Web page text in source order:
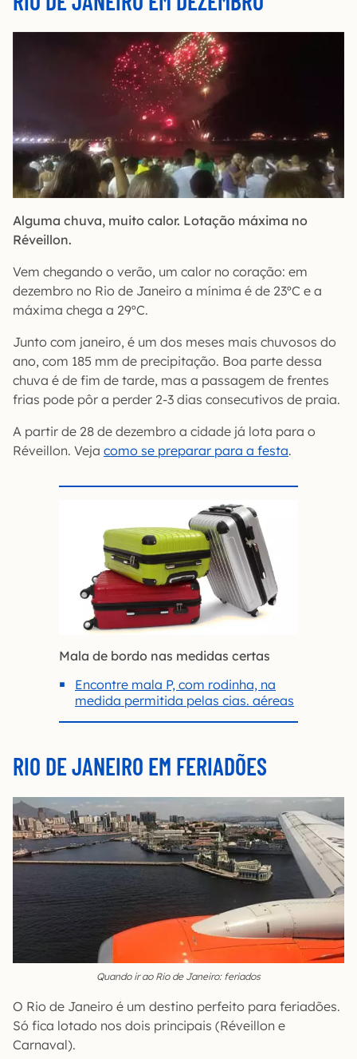
Alguma chuva, muito calor. Lotação máxima no
Réveillon.
Vem chegando o verão, um calor no coração: em
dezembro no Rio de Janeiro a mínima é de 23ºC e a
máxima chega a 29ºC.
Junto com janeiro, é um dos meses mais chuvosos do
ano, com 185 mm de precipitação. Boa parte dessa
chuva é de fim de tarde, mas a passagem de frentes
frias pode pôr a perder 2-3 dias consecutivos de praia.
A partir de 28 de dezembro a cidade já lota para o
Réveillon. Veja como se preparar para a festa.
Mala de bordo nas medidas certas
Encontre mala P, com rodinha, na
medida permitida pelas cias. aéreas
RIO DE JANEIRO EM FERIADÕES
Quando ir ao Rio de Janeiro: feriados
O Rio de Janeiro é um destino perfeito para feriadões.
Só fica lotado nos dois principais (Réveillon e
Carnaval).